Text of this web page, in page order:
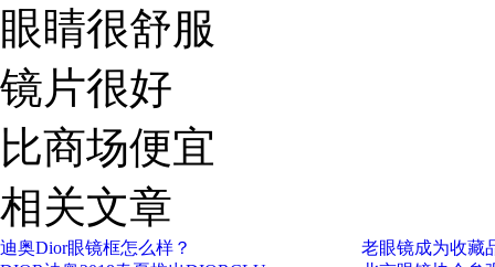
眼睛很舒服
镜片很好
比商场便宜
相关文章
迪奥Dior眼镜框怎么样？